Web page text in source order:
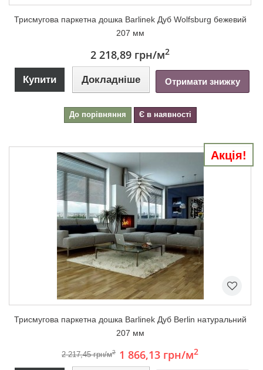
Триcмугова паркетна дошка Barlinek Дуб Wolfsburg бежевий
207 мм
2 218,89 грн/м2
Купити Докладніше Отримати знижку
До порівняння Є в наявності
Акція!
Триcмугова паркетна дошка Barlinek Дуб Berlin натуральний
207 мм
2 217,45 грн/м2 1 866,13 грн/м2